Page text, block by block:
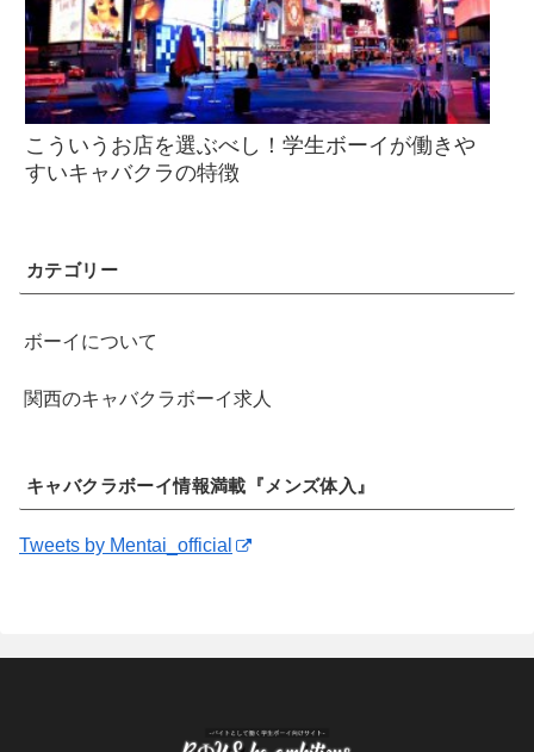
こういうお店を選ぶべし！学生ボーイが働きや
すいキャバクラの特徴
カテゴリー
ボーイについて
関西のキャバクラボーイ求人
キャバクラボーイ情報満載『メンズ体入』
Tweets by Mentai_official